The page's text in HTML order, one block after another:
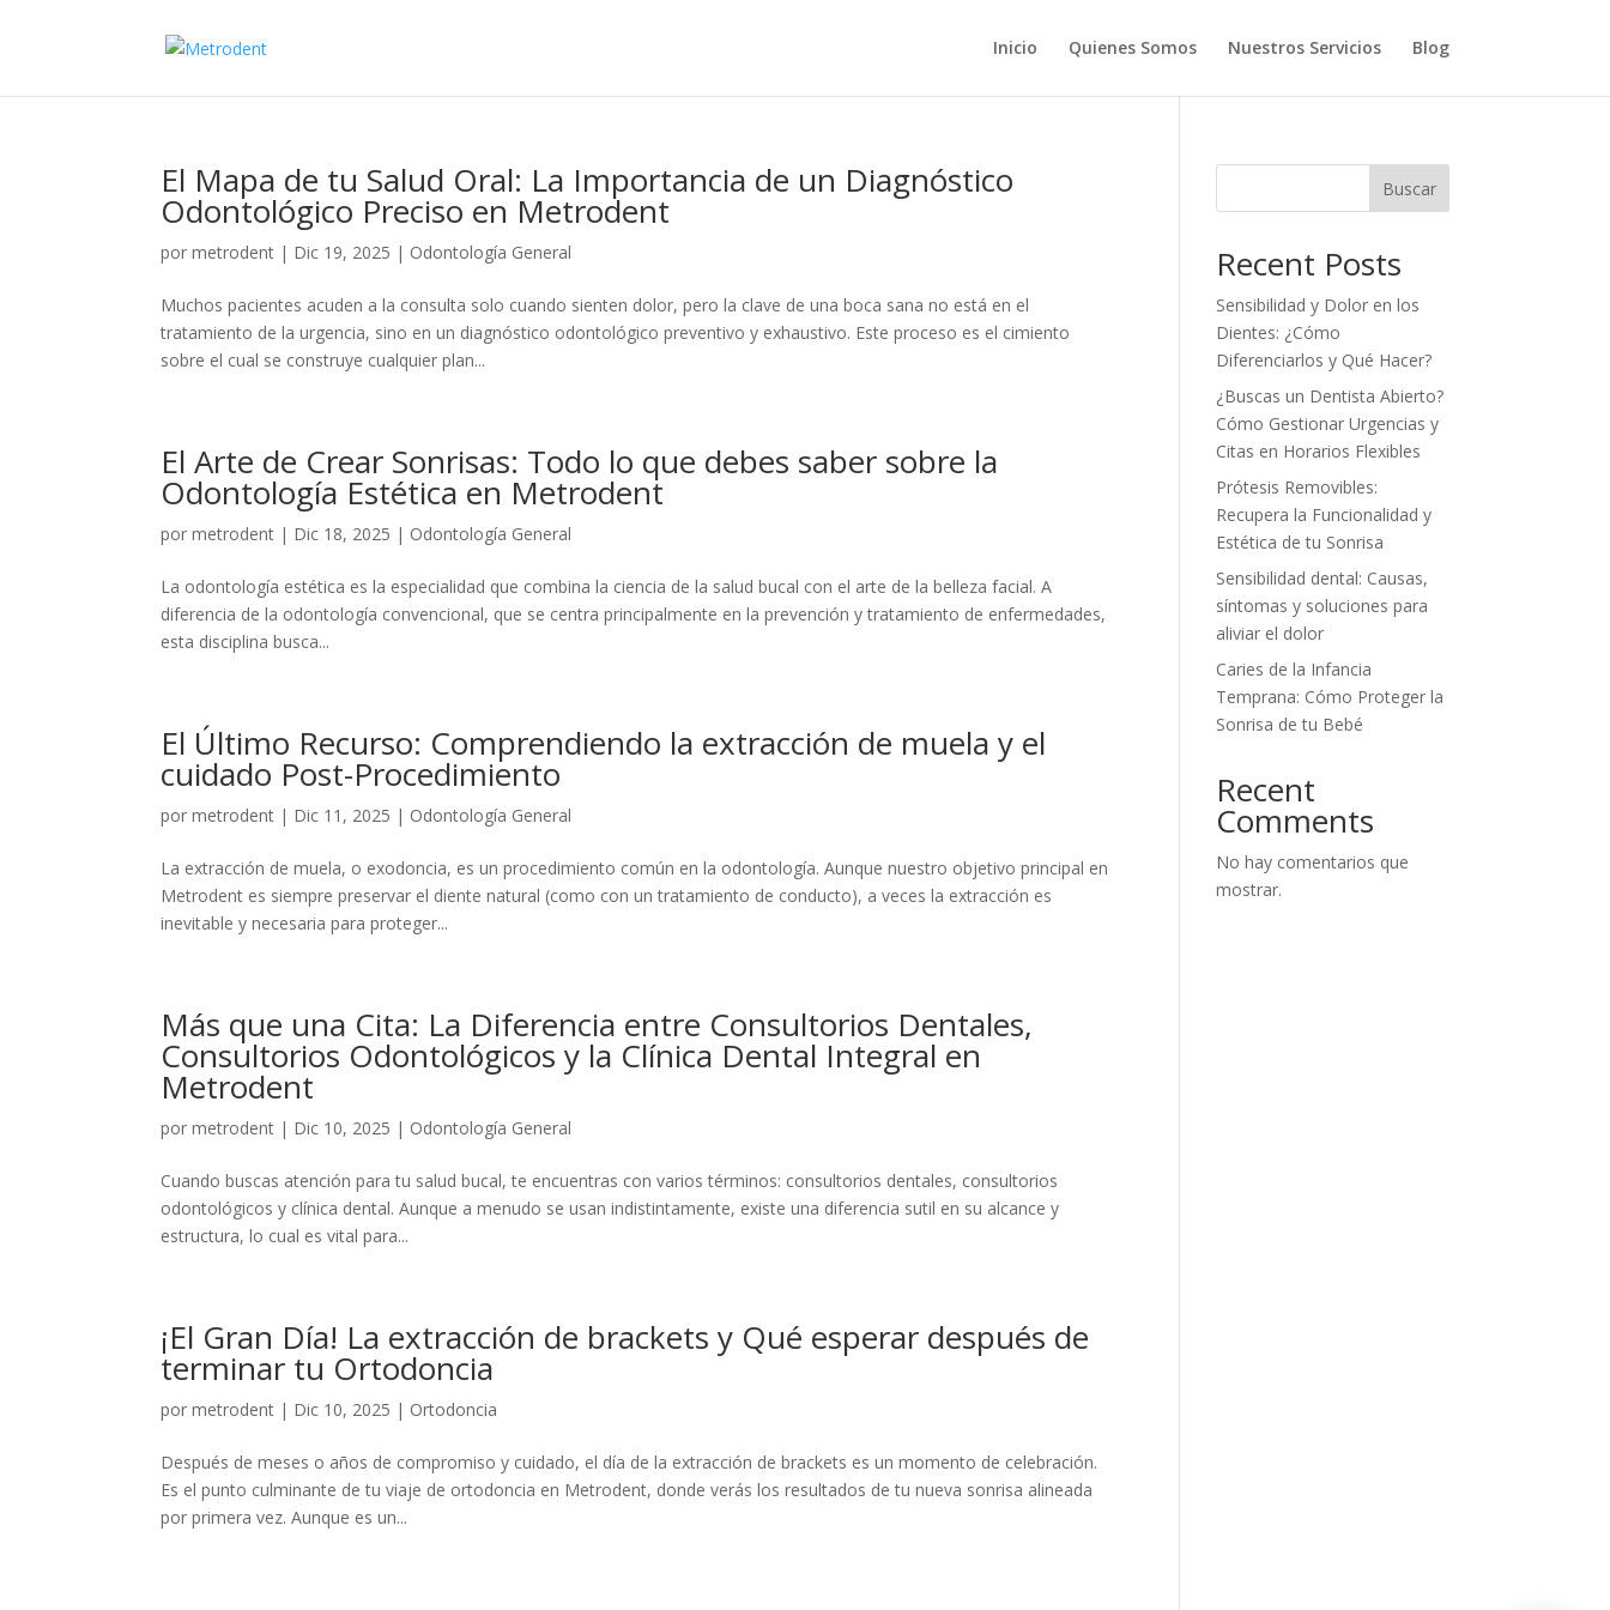
Inicio Quienes Somos Nuestros Servicios Blog
El Mapa de tu Salud Oral: La Importancia de un Diagnóstico
Odontológico Preciso en Metrodent
pormetrodent | Dic 19, 2025 | Odontología General
Muchos pacientes acuden a la consulta solo cuando sienten dolor, pero la clave de una boca sana no está en el
tratamiento de la urgencia, sino en un diagnóstico odontológico preventivo y exhaustivo. Este proceso es el cimiento
sobre el cual se construye cualquier plan...
El Arte de Crear Sonrisas: Todo lo que debes saber sobre la
Odontología Estética en Metrodent
pormetrodent | Dic 18, 2025 | Odontología General
La odontología estética es la especialidad que combina la ciencia de la salud bucal con el arte de la belleza facial. A
diferencia de la odontología convencional, que se centra principalmente en la prevención y tratamiento de enfermedades,
esta disciplina busca...
El Último Recurso: Comprendiendo la extracción de muela y el
cuidado Post-Procedimiento
pormetrodent | Dic 11, 2025 | Odontología General
La extracción de muela, o exodoncia, es un procedimiento común en la odontología. Aunque nuestro objetivo principal en
Metrodent es siempre preservar el diente natural (como con un tratamiento de conducto), a veces la extracción es
inevitable y necesaria para proteger...
Más que una Cita: La Diferencia entre Consultorios Dentales,
Consultorios Odontológicos y la Clínica Dental Integral en
Metrodent
pormetrodent | Dic 10, 2025 | Odontología General
Cuando buscas atención para tu salud bucal, te encuentras con varios términos: consultorios dentales, consultorios
odontológicos y clínica dental. Aunque a menudo se usan indistintamente, existe una diferencia sutil en su alcance y
estructura, lo cual es vital para...
¡El Gran Día! La extracción de brackets y Qué esperar después de
terminar tu Ortodoncia
pormetrodent | Dic 10, 2025 | Ortodoncia
Después de meses o años de compromiso y cuidado, el día de la extracción de brackets es un momento de celebración.
Es el punto culminante de tu viaje de ortodoncia en Metrodent, donde verás los resultados de tu nueva sonrisa alineada
por primera vez. Aunque es un...
Buscar
Recent Posts
Sensibilidad y Dolor en los
Dientes: ¿Cómo
Diferenciarlos y Qué Hacer?
¿Buscas un Dentista Abierto?
Cómo Gestionar Urgencias y
Citas en Horarios Flexibles
Prótesis Removibles:
Recupera la Funcionalidad y
Estética de tu Sonrisa
Sensibilidad dental: Causas,
síntomas y soluciones para
aliviar el dolor
Caries de la Infancia
Temprana: Cómo Proteger la
Sonrisa de tu Bebé
Recent
Comments
No hay comentarios que
mostrar.